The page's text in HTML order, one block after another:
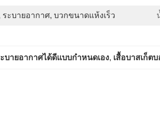
ะบายอากาศ, บวกขนาดแห้งเร็ว
บายอากาศได้ดีแบบกำหนดเอง, เสื้อบาสเก็ต